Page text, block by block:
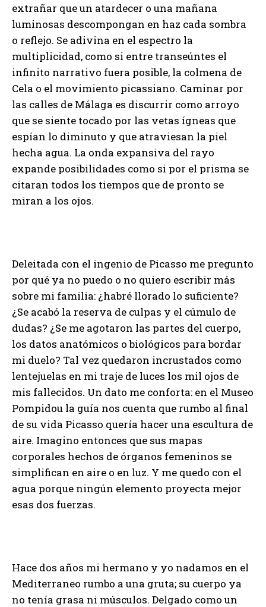
extrañar que un atardecer o una mañana
luminosas descompongan en haz cada sombra
o reflejo. Se adivina en el espectro la
multiplicidad, como si entre transeúntes el
infinito narrativo fuera posible, la colmena de
Cela o el movimiento picassiano. Caminar por
las calles de Málaga es discurrir como arroyo
que se siente tocado por las vetas ígneas que
espían lo diminuto y que atraviesan la piel
hecha agua. La onda expansiva del rayo
expande posibilidades como si por el prisma se
citaran todos los tiempos que de pronto se
miran a los ojos.
Deleitada con el ingenio de Picasso me pregunto
por qué ya no puedo o no quiero escribir más
sobre mi familia: ¿habré llorado lo suficiente?
¿Se acabó la reserva de culpas y el cúmulo de
dudas? ¿Se me agotaron las partes del cuerpo,
los datos anatómicos o biológicos para bordar
mi duelo? Tal vez quedaron incrustados como
lentejuelas en mi traje de luces los mil ojos de
mis fallecidos. Un dato me conforta: en el Museo
Pompidou la guía nos cuenta que rumbo al final
de su vida Picasso quería hacer una escultura de
aire. Imagino entonces que sus mapas
corporales hechos de órganos femeninos se
simplifican en aire o en luz. Y me quedo con el
agua porque ningún elemento proyecta mejor
esas dos fuerzas.
Hace dos años mi hermano y yo nadamos en el
Mediterraneo rumbo a una gruta; su cuerpo ya
no tenía grasa ni músculos. Delgado como un